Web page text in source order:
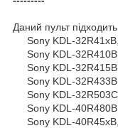
Даний пульт
Sony KDL-32R41xB,
Sony KDL-
Sony KDL-
Sony KDL-
Sony KDL-
Sony KDL-
Sony KDL-40R45xB,